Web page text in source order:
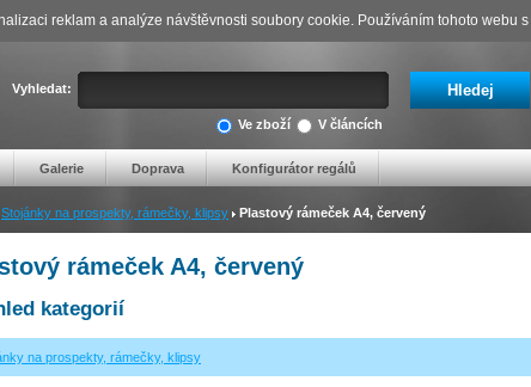
Vyhledat:
V článcích
Ve zboží
Galerie Doprava Konfigurátor regálů
Stojánky na prospekty, rámečky, klipsy Plastový rámeček A4, červený
rámeček A4, červený
kategorií
na prospekty, rámečky, klipsy
reklam a analýze návštěvnosti soubory cookie. Používáním tohoto webu